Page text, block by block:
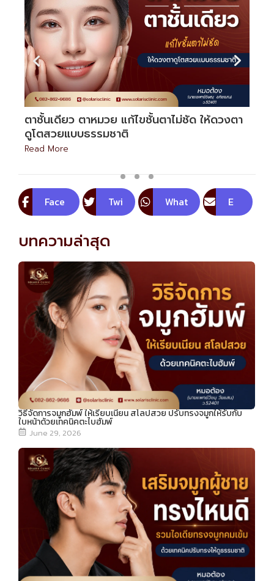
ตาชั้นเดียว ตาหมวย แก้ไขชั้นตาไม่ชัด ให้ดวงตา
ดูโตสวยแบบธรรมชาติ
Read More
Face
Twi
What
E
บทความล่าสุด
วิธีจัดการจมูกฮัมพ์ ให้เรียบเนียน สโลปสวย ปรับทรงจมูกให้รับกับ
ใบหน้าด้วยเทคนิคตะไบฮัมพ์
June 29, 2026